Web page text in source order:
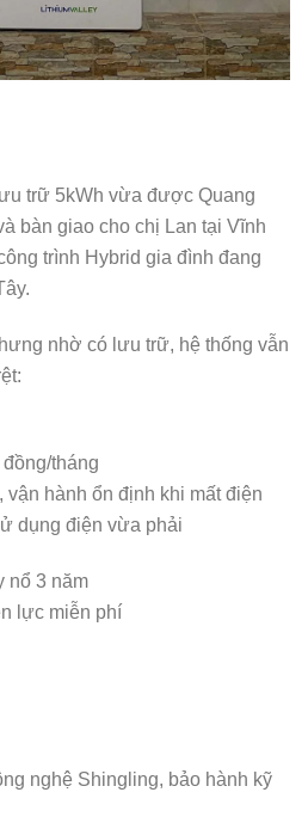
trữ 5kWh vừa được Quang
bàn giao cho chị Lan tại Vĩnh
trình Hybrid gia đình đang
nhờ có lưu trữ, hệ thống vẫn
đồng/tháng
vận hành ổn định khi mất điện
dụng điện vừa phải
nổ 3 năm
lực miễn phí
nghệ Shingling, bảo hành kỹ